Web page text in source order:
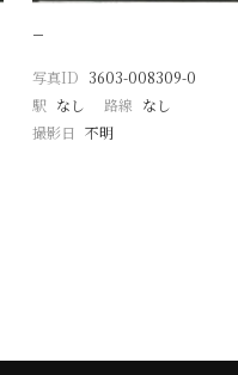
−
写真ID 3603-008309-0
駅 なし 路線 なし
撮影日 不明